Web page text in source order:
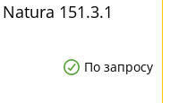
151.3.1
По запросу